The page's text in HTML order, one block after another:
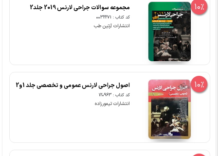
10% مجموعه سوالات جراحی لارنس 2019 جلد2
کد کتاب : 0032271
انتشارات آرتین طب
10% اصول جراحی لارنس عمومی و تخصصی جلد 1و2
کد کتاب : 120963
انتشارات تیمورزاده